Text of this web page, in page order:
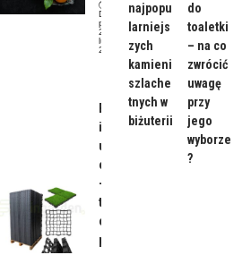
Data
publikacji:
22
lutego,
2024
Dieta
Budowa
infrastr
uktury
osiedla
– kratki
trawnik
owo-
parking
najpopu
larniejs
zych
kamieni
szlache
tnych w
biżuterii
do
toaletki
– na co
zwrócić
uwagę
przy
jego
wyborze
?